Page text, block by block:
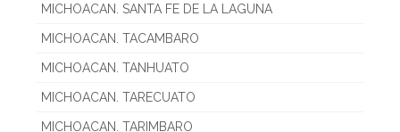
MICHOACAN. SANTA FE DE LA LAGUNA
MICHOACAN. TACAMBARO
MICHOACAN. TANHUATO
MICHOACAN. TARECUATO
MICHOACAN. TARIMBARO